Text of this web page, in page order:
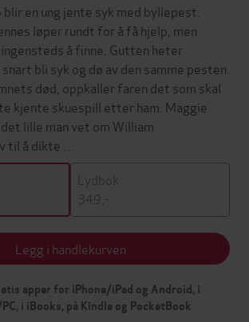
en ung jente syk med byllepest.
løper rundt for å få hjelp, men
å finne. Gutten heter
bli syk og dø av den samme pesten.
død, oppkaller faren det som skal
kjente skuespill etter ham. Maggie
lille man vet om William
til å dikte …
Lydbok
349,-
Legg i handlekurven
apper for iPhone/iPad og Android, i
i iBooks, på Kindle og PocketBook